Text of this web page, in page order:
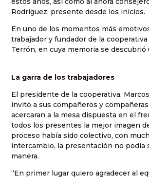
Rodríguez, presente desde los inicios.
En uno de los momentos más
trabajador y fundador de la cooperativa
Terrón, en cuya memoria se descubrió
La garra de los trabajadores
El presidente de la cooperativa,
invitó a sus compañeros y
acercaran a la mesa dispuesta en el
todos los presentes la mejor imagen
proceso había sido colectivo, con
intercambio, la presentación no podía
manera.
“En primer lugar quiero agradecer al